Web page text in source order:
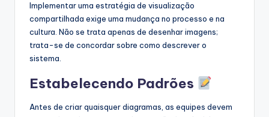
Implementar uma estratégia de visualização
compartilhada exige uma mudança no processo e na
cultura. Não se trata apenas de desenhar imagens;
trata-se de concordar sobre como descrever o
sistema.
Estabelecendo Padrões
Antes de criar quaisquer diagramas, as equipes devem